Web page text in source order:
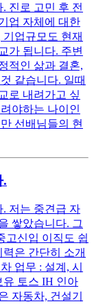
진로 고민 후 전
업 자체에 대한
업규모도 현재
가 됩니다. 주변
적인 삶과 결혼,
같습니다. 일때
로 내려가고 싶
야하는 나이인
선배님들의 현
.
저는 중견급 자
쌓았습니다. 그
고신입 이직도 쉽
은 간단히 소개
업무 : 설계, 시
유 토스 IH 인아
자동차, 건설기